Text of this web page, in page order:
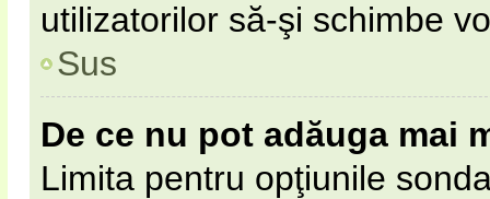
utilizatorilor să-şi schimbe
Sus
De ce nu pot adăuga mai
Limita pentru opţiunile